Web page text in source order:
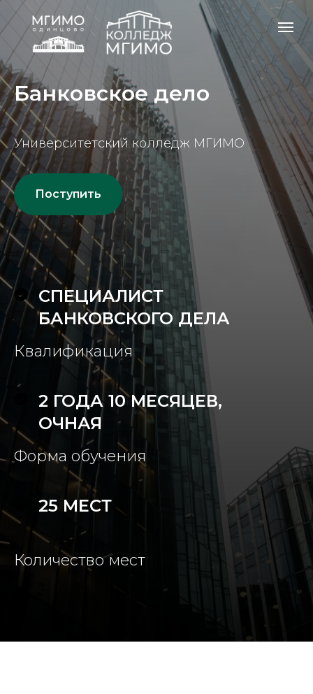
Банковское дело
Университетский колледж МГИМО
Поступить
СПЕЦИАЛИСТ
БАНКОВСКОГО ДЕЛА
Квалификация
2 ГОДА 10 МЕСЯЦЕВ,
ОЧНАЯ
Форма обучения
25 МЕСТ
Количество мест